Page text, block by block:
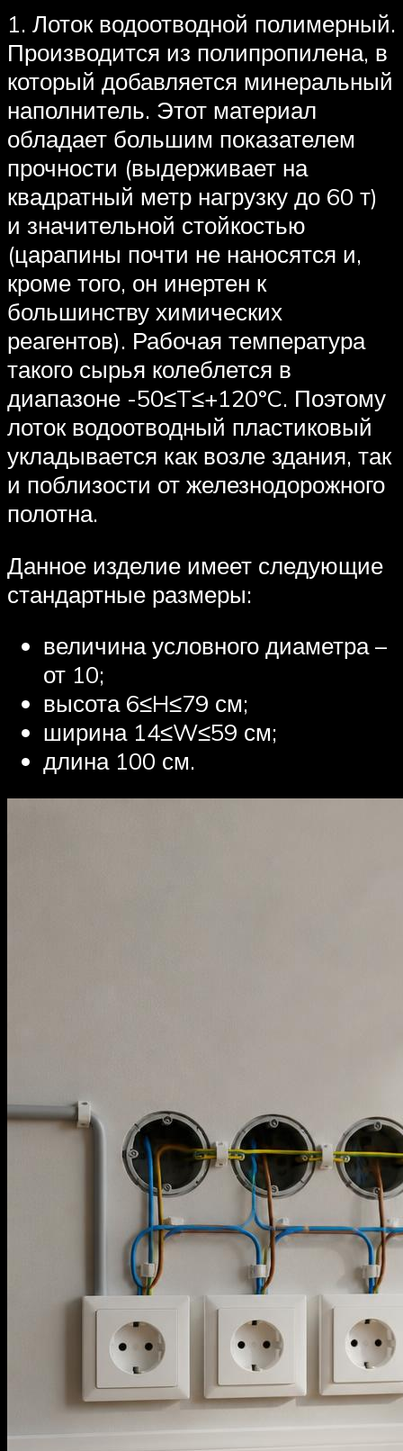
1. Лоток водоотводной полимерный.
Производится из полипропилена, в
который добавляется минеральный
наполнитель. Этот материал
обладает большим показателем
прочности (выдерживает на
квадратный метр нагрузку до 60 т)
и значительной стойкостью
(царапины почти не наносятся и,
кроме того, он инертен к
большинству химических
реагентов). Рабочая температура
такого сырья колеблется в
диапазоне -50≤T≤+120ºC. Поэтому
лоток водоотводный пластиковый
укладывается как возле здания, так
и поблизости от железнодорожного
полотна.
Данное изделие имеет следующие
стандартные размеры:
величина условного диаметра –
от 10;
высота 6≤H≤79 см;
ширина 14≤W≤59 см;
длина 100 см.